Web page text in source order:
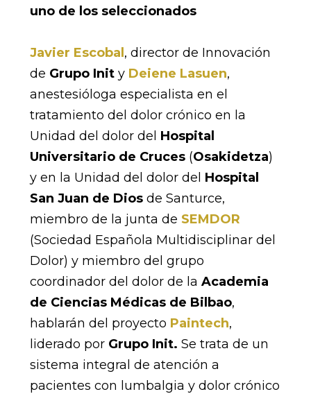
uno de los seleccionados
Javier Escobal, director de Innovación
de Grupo Inity Deiene Lasuen,
anestesióloga especialista en el
tratamiento del dolor crónico en la
Unidad del dolor del Hospital
Universitario de Cruces(Osakidetza)
y en la Unidad del dolor del Hospital
San Juan de Diosde Santurce,
miembro de la junta de SEMDOR
(Sociedad Española Multidisciplinar del
Dolor) y miembro del grupo
coordinador del dolor de la Academia
de Ciencias Médicas de Bilbao,
hablarán del proyecto Paintech,
liderado por Grupo Init. Se trata de un
sistema integral de atención a
pacientes con lumbalgia y dolor crónico